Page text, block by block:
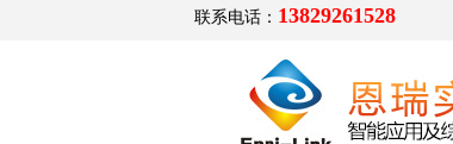
联系电话： 13829261528
服务热线：400-0355-